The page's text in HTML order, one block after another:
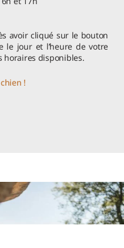
avoir cliqué sur le bouton
le jour et l’heure de votre
horaires disponibles.
!